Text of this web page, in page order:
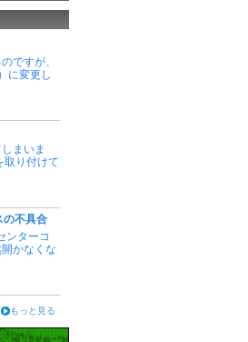
ですが、
に変更し
まいま
取り付けて
の不具合
ンターコ
かなくな
もっと見る